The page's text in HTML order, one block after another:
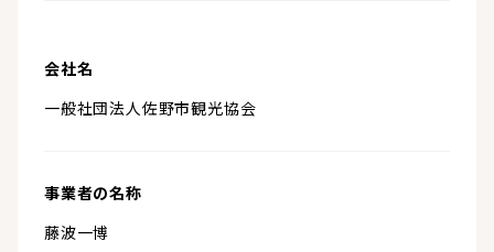
会社名
一般社団法人佐野市観光協会
事業者の名称
藤波一博